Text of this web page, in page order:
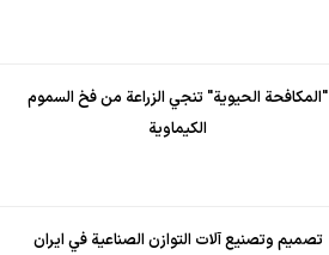
"المكافحة الحيوية" تنجي الزراعة من فخ السموم
الكيماوية
تصميم وتصنيع آلات التوازن الصناعية في ايران